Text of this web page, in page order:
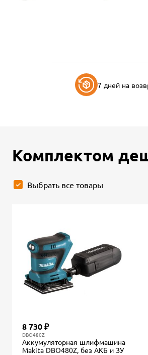
7 дней на
Комплектом
Выбрать все товары
DBO480Z
Аккумуляторная шлифмашина
Makita DBO480Z, без АКБ и ЗУ
8 730 ₽